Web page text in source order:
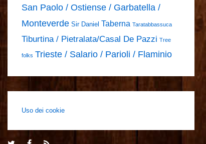
San Paolo / Ostiense / Garbatella /
Monteverde Sir Daniel Taberna Taratabbassuca
Tiburtina / Pietralata/Casal De Pazzi Tree
folks Trieste / Salario / Parioli / Flaminio
Uso dei cookie